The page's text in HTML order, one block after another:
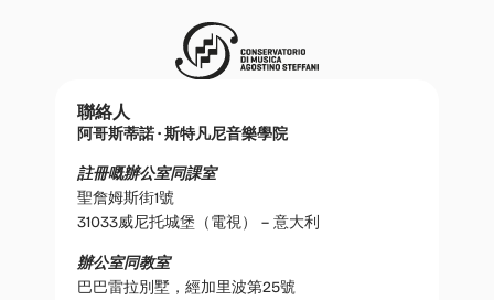
聯絡人
阿哥斯蒂諾 · 斯特凡尼音樂學院
註冊嘅辦公室同課室
聖詹姆斯街1號
31033威尼托城堡（電視） – 意大利
辦公室同教室
巴巴雷拉別墅，經加里波第25號